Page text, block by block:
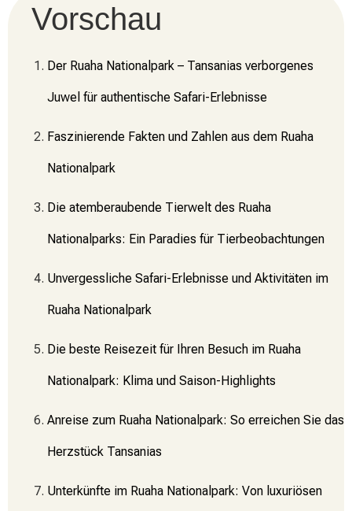
Vorschau
Der Ruaha Nationalpark – Tansanias verborgenes
Juwel für authentische Safari-Erlebnisse
Faszinierende Fakten und Zahlen aus dem Ruaha
Nationalpark
Die atemberaubende Tierwelt des Ruaha
Nationalparks: Ein Paradies für Tierbeobachtungen
Unvergessliche Safari-Erlebnisse und Aktivitäten im
Ruaha Nationalpark
Die beste Reisezeit für Ihren Besuch im Ruaha
Nationalpark: Klima und Saison-Highlights
Anreise zum Ruaha Nationalpark: So erreichen Sie das
Herzstück Tansanias
Unterkünfte im Ruaha Nationalpark: Von luxuriösen